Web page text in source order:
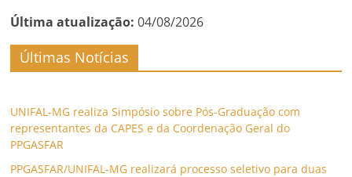
Última atualização: 04/08/2026
Últimas Notícias
UNIFAL-MG realiza Simpósio sobre Pós-Graduação com
representantes da CAPES e da Coordenação Geral do
PPGASFAR
PPGASFAR/UNIFAL-MG realizará processo seletivo para duas